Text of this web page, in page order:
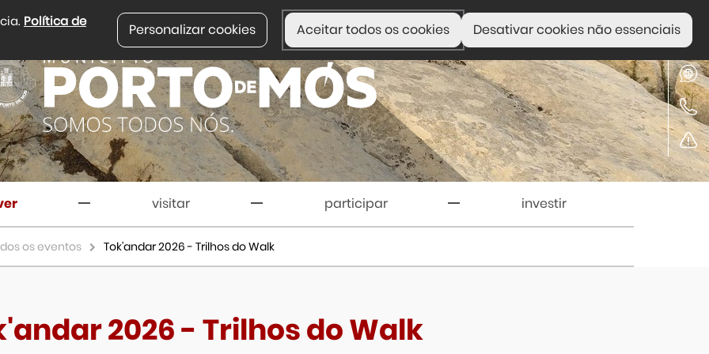
Política de Personalizar cookies Aceitar todos os cookies Desativar cookies não essenciais
visitar participar investir
os eventos Tok'andar 2026 - Trilhos do Walk
2026 - Trilhos do Walk